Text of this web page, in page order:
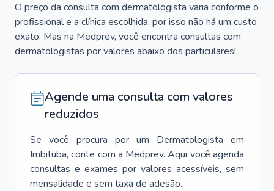
O preço da consulta com dermatologista varia conforme o
profissional e a clínica escolhida, por isso não há um custo
exato. Mas na Medprev, você encontra consultas com
dermatologistas por valores abaixo dos particulares!
Agende uma consulta com valores
reduzidos
Se você procura por um Dermatologista em
Imbituba, conte com a Medprev. Aqui você agenda
consultas e exames por valores acessíveis, sem
mensalidade e sem taxa de adesão.